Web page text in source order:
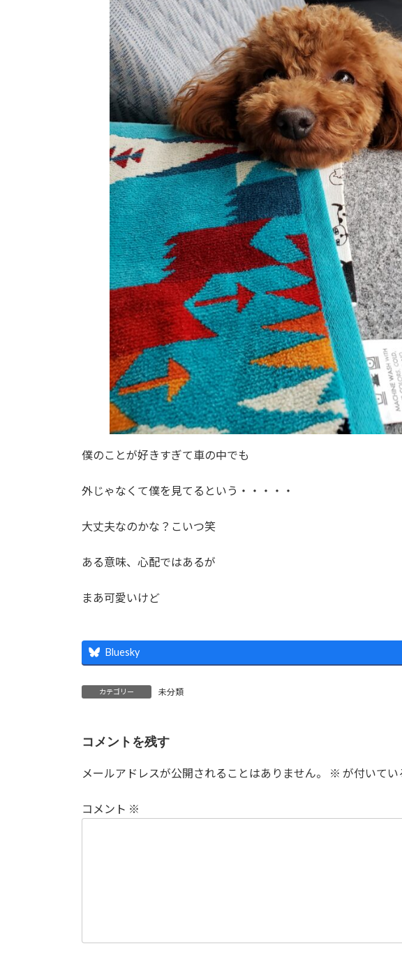
僕のことが好きすぎて車の中でも
外じゃなくて僕を見てるという・・・・・
大丈夫なのかな？こいつ笑
ある意味、心配ではあるが
まあ可愛いけど
Bluesky
カテゴリー 未分類
コメントを残す
メールアドレスが公開されることはありません。 ※ が付いてい
コメント ※